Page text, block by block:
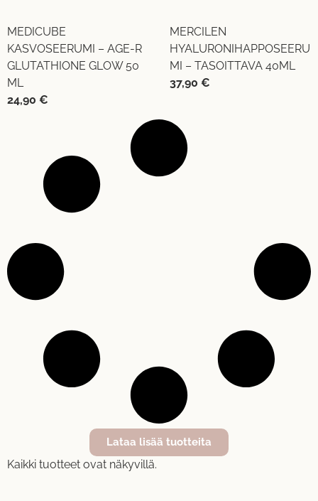
MEDICUBE
KASVOSEERUMI – AGE-R
GLUTATHIONE GLOW 50
ML
24,90 €
MERCILEN
HYALURONIHAPPOSEERU
MI – TASOITTAVA 40ML
37,90 €
Lataa lisää tuotteita
Kaikki tuotteet ovat näkyvillä.